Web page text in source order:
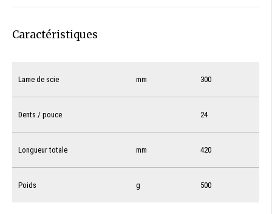
Caractéristiques
Lame de scie mm 300
Dents / pouce 24
Longueur totale mm 420
Poids g 500